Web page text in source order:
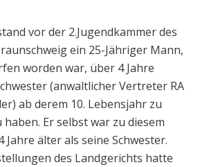
vor der 2.Jugendkammer des
ein 25-Jähriger Mann,
worden war, über 4 Jahre
(anwaltlicher Vertreter RA
ab derem 10. Lebensjahr zu
Er selbst war zu diesem
älter als seine Schwester.
des Landgerichts hatte